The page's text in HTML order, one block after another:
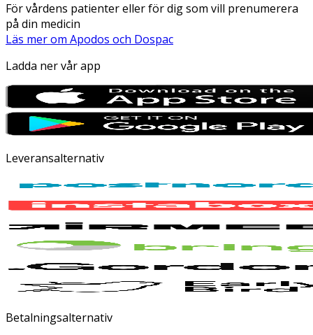
För vårdens patienter eller för dig som vill prenumerera
på din medicin
Läs mer om Apodos och Dospac
Ladda ner vår app
Leveransalternativ
Betalningsalternativ